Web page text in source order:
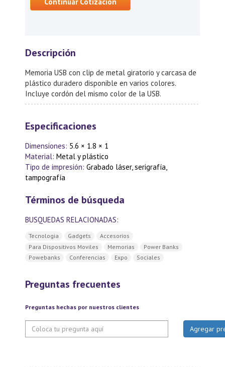
Descripción
Memoria USB con clip de metal giratorio y carcasa de
plástico duradero disponible en varios colores.
Incluye cordón del mismo color de la USB.
Especificaciones
Dimensiones: 5.6 × 1.8 × 1
Material: Metal y plástico
Tipo de impresión: Grabado láser, serigrafía,
tampografía
Términos de búsqueda
BUSQUEDAS RELACIONADAS:
Tecnologia Gadgets
Accesorios
Para Dispositivos Moviles
Memorias
Power Banks
Powebanks
Conferencias Expo Sociales
Preguntas frecuentes
Preguntas hechas por nuestros clientes